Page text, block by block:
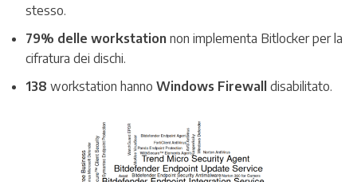
stesso.
79% delle workstation non implementa Bitlocker per la
cifratura dei dischi.
138 workstation hanno Windows Firewall disabilitato.